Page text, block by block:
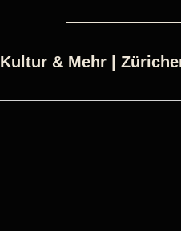
Kultur & Mehr |